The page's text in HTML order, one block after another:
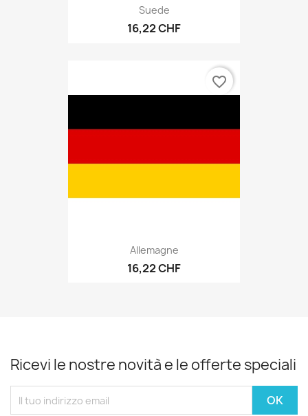
Suede
16,22 CHF
Allemagne
16,22 CHF
favorite_border
Ricevi le nostre novità e le offerte speciali